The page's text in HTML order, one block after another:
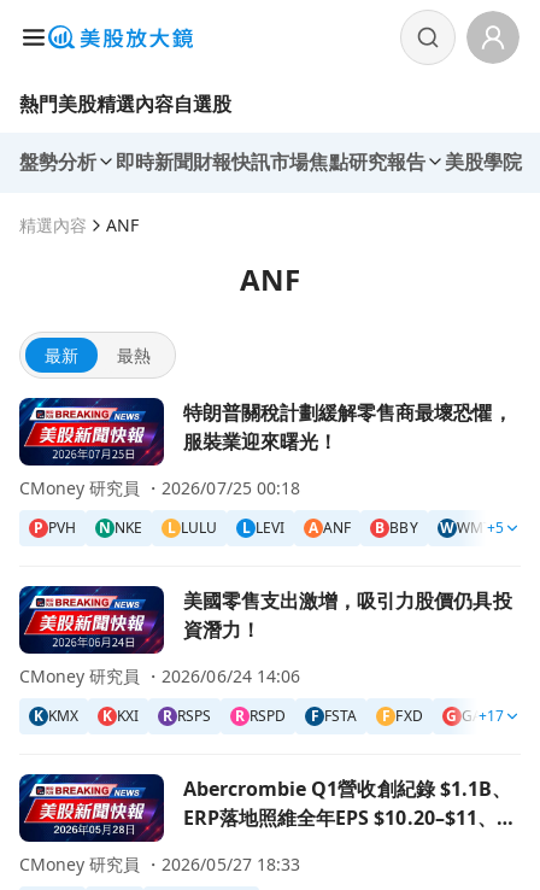
熱門美股精選內容自選股
盤勢分析 即時新聞財報快訊市場焦點研究報告 美股學院
精選內容 ANF
ANF
最新 最熱
前往特朗普關稅計劃緩解零售商最壞恐懼，服裝業迎來曙光
特朗普關稅計劃緩解零售商最壞恐懼，
服裝業迎來曙光！
P PVH N NKE L LULU L LEVI A ANF B BBY WWMT T
+5
CMoney 研究員 ・2026/07/25 00:18
前往美國零售支出激增，吸引力股價仍具投資潛力！頁面
美國零售支出激增，吸引力股價仍具投
資潛力！
K KMX K KXI R RSPS R RSPD F FSTA F FXD G GAP I
+17
CMoney 研究員 ・2026/06/24 14:06
前往Abercrombie Q1營收創紀錄 $1.1B、ERP落地照維全年
Abercrombie Q1營收創紀錄 $1.1B、
ERP落地照維全年EPS $10.20–$11、擬
CMoney 研究員 ・2026/05/27 18:33